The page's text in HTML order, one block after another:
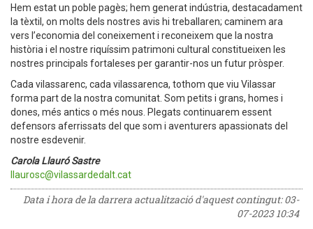
Hem estat un poble pagès; hem generat indústria, destacadament
la tèxtil, on molts dels nostres avis hi treballaren; caminem ara
vers l’economia del coneixement i reconeixem que la nostra
història i el nostre riquíssim patrimoni cultural constitueixen les
nostres principals fortaleses per garantir-nos un futur pròsper.
Cada vilassarenc, cada vilassarenca, tothom que viu Vilassar
forma part de la nostra comunitat. Som petits i grans, homes i
dones, més antics o més nous. Plegats continuarem essent
defensors aferrissats del que som i aventurers apassionats del
nostre esdevenir.
Carola Llauró Sastre
llaurosc@vilassardedalt.cat
Data i hora de la darrera actualització d'aquest contingut:03-
07-2023 10:34